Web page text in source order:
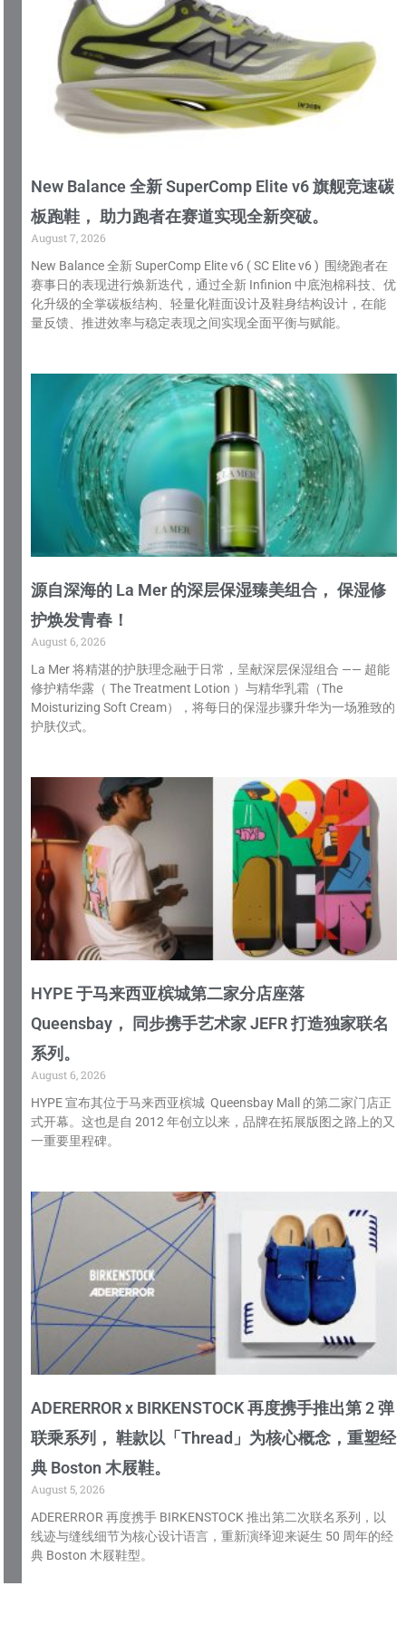
New Balance 全新 SuperComp Elite v6 旗舰竞速碳
板跑鞋， 助力跑者在赛道实现全新突破。
August 7, 2026
New Balance 全新 SuperComp Elite v6 ( SC Elite v6 ) 围绕跑者在
赛事日的表现进行焕新迭代，通过全新 Infinion 中底泡棉科技、优
化升级的全掌碳板结构、轻量化鞋面设计及鞋身结构设计，在能
量反馈、推进效率与稳定表现之间实现全面平衡与赋能。
源自深海的 La Mer 的深层保湿臻美组合， 保湿修
护焕发青春！
August 6, 2026
La Mer 将精湛的护肤理念融于日常，呈献深层保湿组合 —— 超能
修护精华露（ The Treatment Lotion ）与精华乳霜（The
Moisturizing Soft Cream），将每日的保湿步骤升华为一场雅致的
护肤仪式。
HYPE 于马来西亚槟城第二家分店座落
Queensbay， 同步携手艺术家 JEFR 打造独家联名
系列。
August 6, 2026
HYPE 宣布其位于马来西亚槟城 Queensbay Mall 的第二家门店正
式开幕。这也是自 2012 年创立以来，品牌在拓展版图之路上的又
一重要里程碑。
ADERERROR x BIRKENSTOCK 再度携手推出第 2 弹
联乘系列， 鞋款以「Thread」为核心概念，重塑经
典 Boston 木屐鞋。
August 5, 2026
ADERERROR 再度携手 BIRKENSTOCK 推出第二次联名系列，以
线迹与缝线细节为核心设计语言，重新演绎迎来诞生 50 周年的经
典 Boston 木屐鞋型。